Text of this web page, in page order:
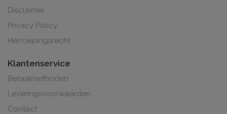
Disclaimer
Privacy Policy
Herroepingsrecht
Klantenservice
Betaalmethoden
Leveringsvoorwaarden
Contact